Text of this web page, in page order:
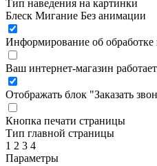
Тип наведения на картинки
Блеск Мигание Без анимации
Информирование об
Ваш интернет-магазин
Отображать блок "Заказать
Кнопка печати страницы
Тип главной страницы
1 2 3 4
Параметры